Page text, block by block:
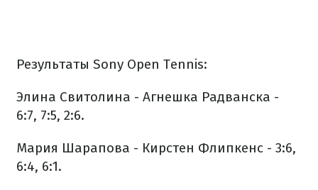
Результаты Sony Open Tennis:
Элина Свитолина - Агнешка Радванска -
6:7, 7:5, 2:6.
Мария Шарапова - Кирстен Флипкенс - 3:6,
6:4, 6:1.